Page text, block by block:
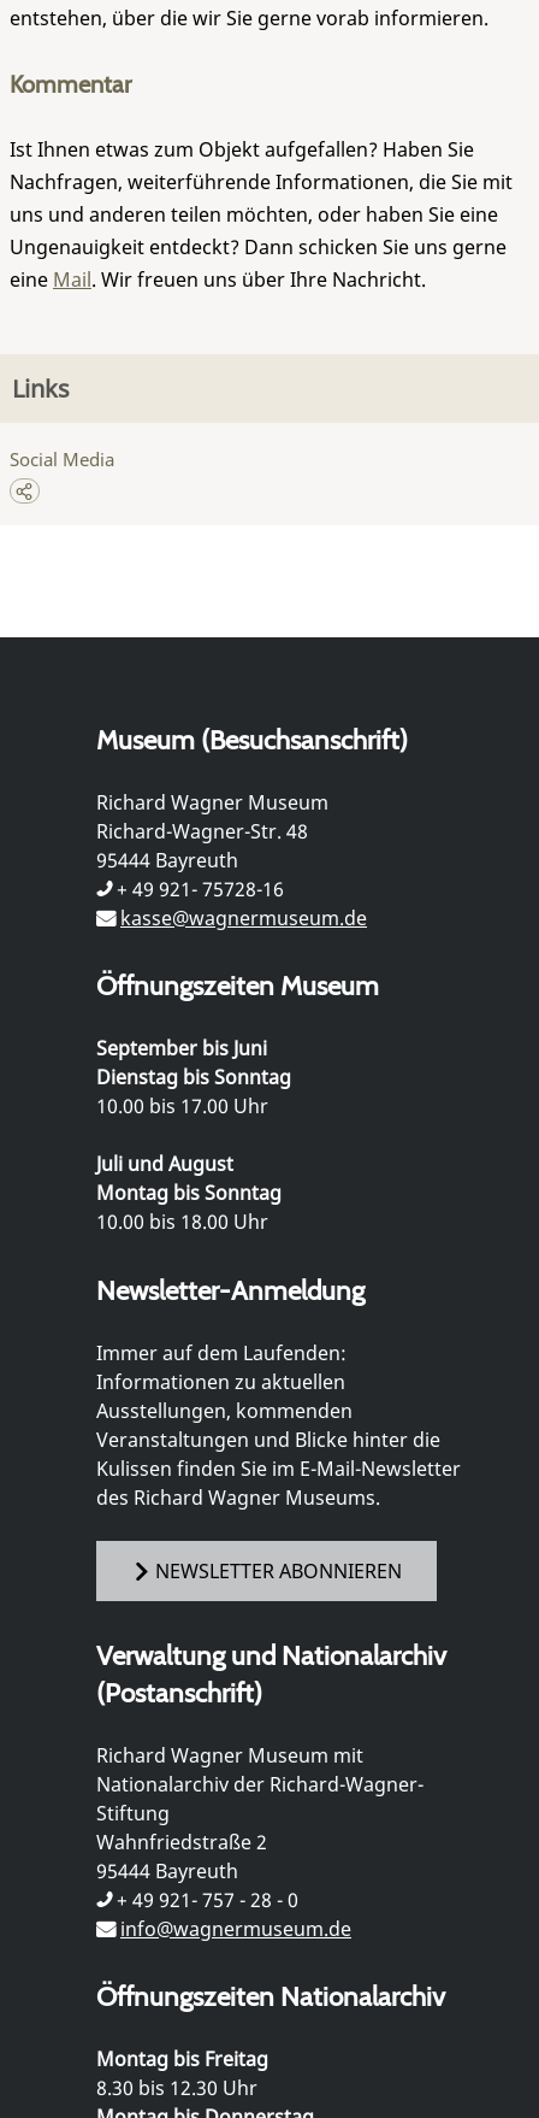
entstehen, über die wir Sie gerne vorab informieren.
Kommentar
Ist Ihnen etwas zum Objekt aufgefallen? Haben Sie
Nachfragen, weiterführende Informationen, die Sie mit
uns und anderen teilen möchten, oder haben Sie eine
Ungenauigkeit entdeckt? Dann schicken Sie uns gerne
eine Mail. Wir freuen uns über Ihre Nachricht.
Links
Social Media
Museum (Besuchsanschrift)
Richard Wagner Museum
Richard-Wagner-Str. 48
95444 Bayreuth
+ 49 921- 75728-16
kasse@wagnermuseum.de
Öffnungszeiten Museum
September bis Juni
Dienstag bis Sonntag
10.00 bis 17.00 Uhr
Juli und August
Montag bis Sonntag
10.00 bis 18.00 Uhr
Newsletter-Anmeldung
Immer auf dem Laufenden:
Informationen zu aktuellen
Ausstellungen, kommenden
Veranstaltungen und Blicke hinter die
Kulissen finden Sie im E-Mail-Newsletter
des Richard Wagner Museums.
NEWSLETTER ABONNIEREN
Verwaltung und Nationalarchiv
(Postanschrift)
Richard Wagner Museum mit
Nationalarchiv der Richard-Wagner-
Stiftung
Wahnfriedstraße 2
95444 Bayreuth
+ 49 921- 757 - 28 - 0
info@wagnermuseum.de
Öffnungszeiten Nationalarchiv
Montag bis Freitag
8.30 bis 12.30 Uhr